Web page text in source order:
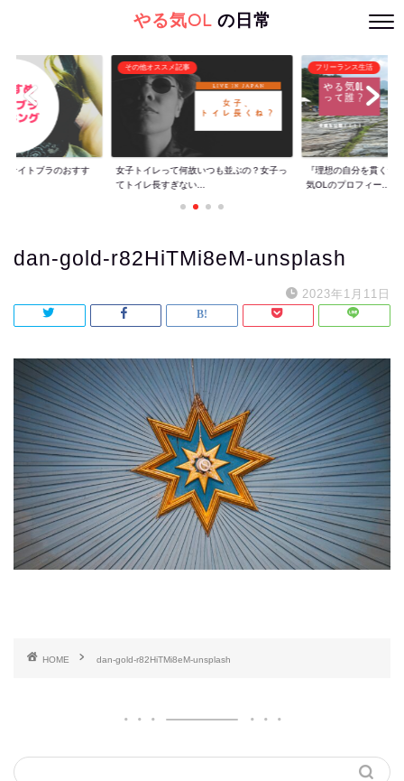
やる気OLの日常
ナイトブラのおすす
その他オススメ記事
女子トイレって何故いつも並ぶの？女子っ
てトイレ長すぎない...
フリーランス生活
『理想の自分を貫くた
気OLのプロフィー...
dan-gold-r82HiTMi8eM-unsplash
2023年1月11日
HOME dan-gold-r82HiTMi8eM-unsplash